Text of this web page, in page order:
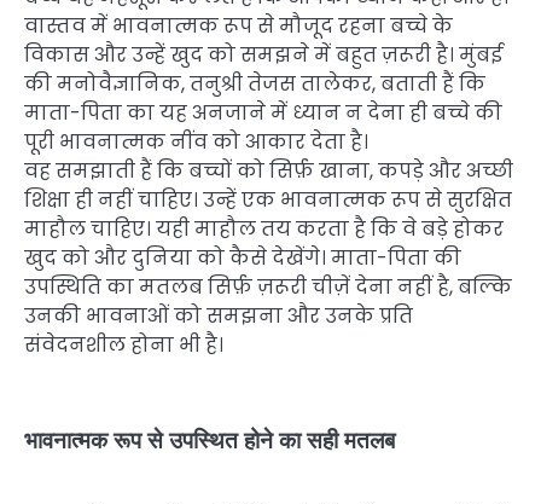
वास्तव में भावनात्मक रूप से मौजूद रहना बच्चे के
विकास और उन्हें खुद को समझने में बहुत ज़रूरी है। मुंबई
की मनोवैज्ञानिक, तनुश्री तेजस तालेकर, बताती हैं कि
माता-पिता का यह अनजाने में ध्यान न देना ही बच्चे की
पूरी भावनात्मक नींव को आकार देता है।
वह समझाती हैं कि बच्चों को सिर्फ़ खाना, कपड़े और अच्छी
शिक्षा ही नहीं चाहिए। उन्हें एक भावनात्मक रूप से सुरक्षित
माहौल चाहिए। यही माहौल तय करता है कि वे बड़े होकर
खुद को और दुनिया को कैसे देखेंगे। माता-पिता की
उपस्थिति का मतलब सिर्फ़ ज़रूरी चीज़ें देना नहीं है, बल्कि
उनकी भावनाओं को समझना और उनके प्रति
संवेदनशील होना भी है।
भावनात्मक रूप से उपस्थित होने का सही मतलब